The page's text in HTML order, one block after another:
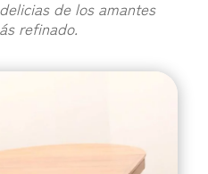
de los amantes
refinado.